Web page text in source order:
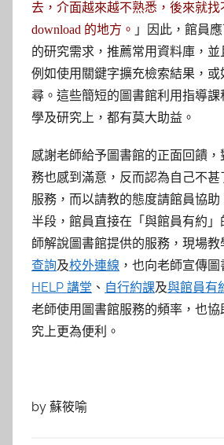
去，介面越來越不熟悉，後來就找
download 的地方。 」因此，館員
的研究需求，推薦常用資料庫，並
例如使用關鍵字擴充檢索結果，或
尋。這些簡短的圖書館利用指導
學及研究上，都有莫大助益。
感謝老師給予圖書館的正面回饋
務也感到滿意，反而認為自己不
服務，而以請教的態度請館員協
半段，館員直接在「與館員有約
師解說圖書館提供的服務，現場教
查詢及校外連線 ，也向老師宣傳
HELP 講堂 、 自行約課及與館員有
老師使用圖書館服務的頻率，也
究上更為便利。
by 蘇筱喻